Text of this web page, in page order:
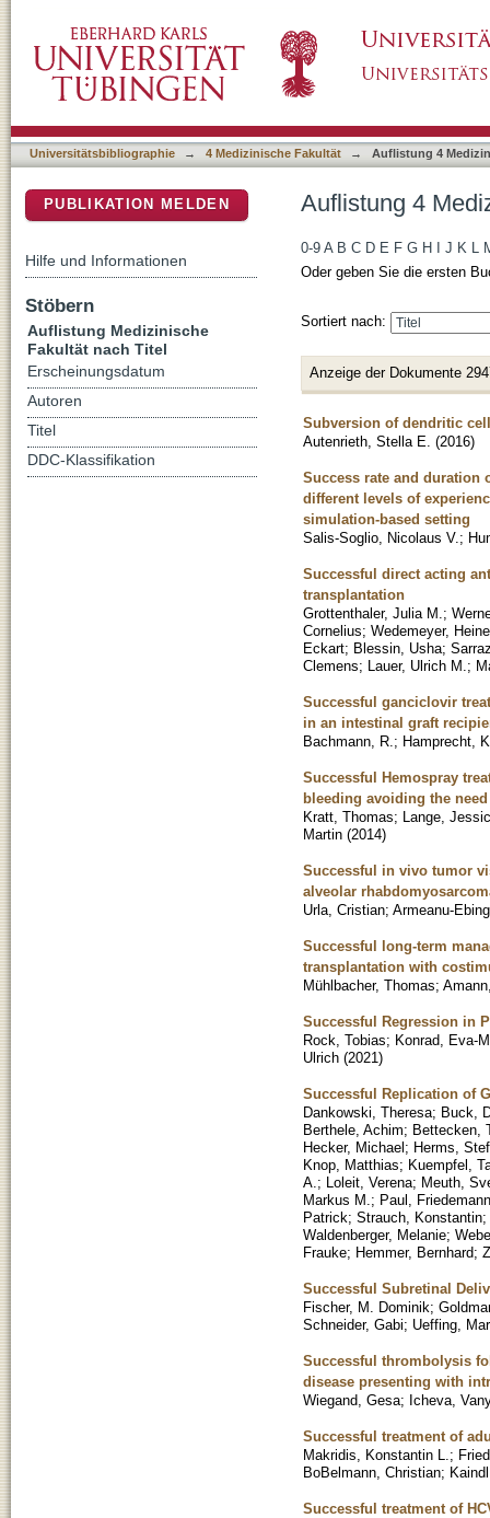
Universitätsbibliographie → 4 Medizinische Fakultät → Auflistung 4
Auflistung 4
0-9 A B C D E F G H J K L
Oder geben Sie die ersten
Sortiert nach:
Anzeige der Dokumente
Subversion of dendritic
Autenrieth, Stella E. (2016)
Success rate and duration
different levels of
simulation-based setting
Salis-Soglio, Nicolaus V. ;
Successful direct acting
transplantation
Grottenthaler, Julia M. ;
Cornelius; Wedemeyer,
Eckart; Blessin, Usha;
Clemens; Lauer, Ulrich M. ;
Successful ganciclovir
in an intestinal graft
Bachmann, R. ; Hamprecht,
Successful Hemospray
bleeding avoiding the
Kratt, Thomas; Lange,
Martin (2014)
Successful in vivo tumor
alveolar
Urla, Cristian; Armeanu-
Successful long-term
transplantation with
Mühlbacher, Thomas;
Successful Regression in
Rock, Tobias; Konrad, Eva-
Ulrich (2021)
Successful Replication of
Dankowski, Theresa; Buck,
Berthele, Achim; Bettecken,
Hecker, Michael; Herms,
Knop, Matthias; Kuempfel,
A. ; Loleit, Verena; Meuth,
Markus M. ; Paul, Friedemann
Patrick; Strauch, Konstantin;
Waldenberger, Melanie;
Frauke; Hemmer, Bernhard;
Successful Subretinal
Fischer, M. Dominik;
Schneider, Gabi; Ueffing,
Successful thrombolysis
disease presenting with
Wiegand, Gesa; Icheva,
Successful treatment of
Makridis, Konstantin L. ;
BoBelmann, Christian;
Successful treatment of
PUBLIKATION MELDEN
Hilfe und Informationen
Stöbern
Auflistung Medizinische
Fakultät nach Titel
Erscheinungsdatum
Autoren
Titel
DDC-Klassifikation